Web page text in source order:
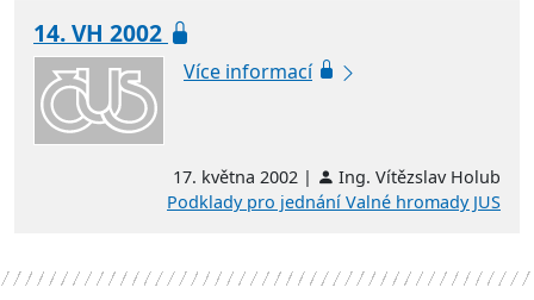
14. VH 2002
Více informací
17. května 2002 |
Ing. Vítězslav Holub
Podklady pro jednání Valné hromady JUS